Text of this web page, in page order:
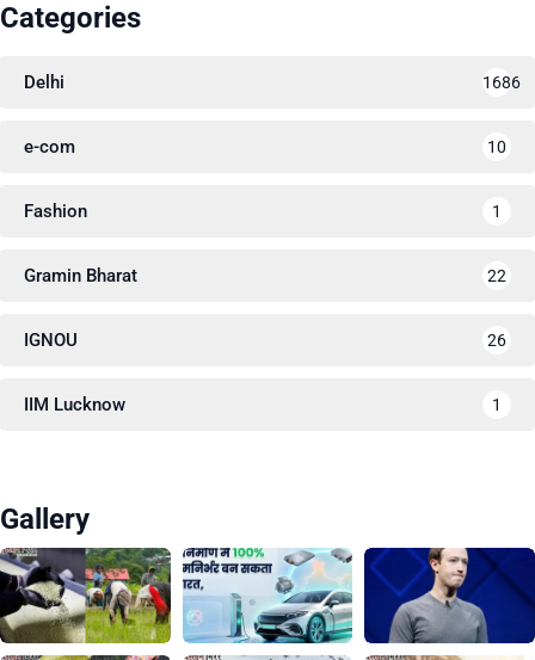
Categories
Delhi 1686
e-com 10
Fashion 1
Gramin Bharat 22
IGNOU 26
IIM Lucknow 1
Gallery